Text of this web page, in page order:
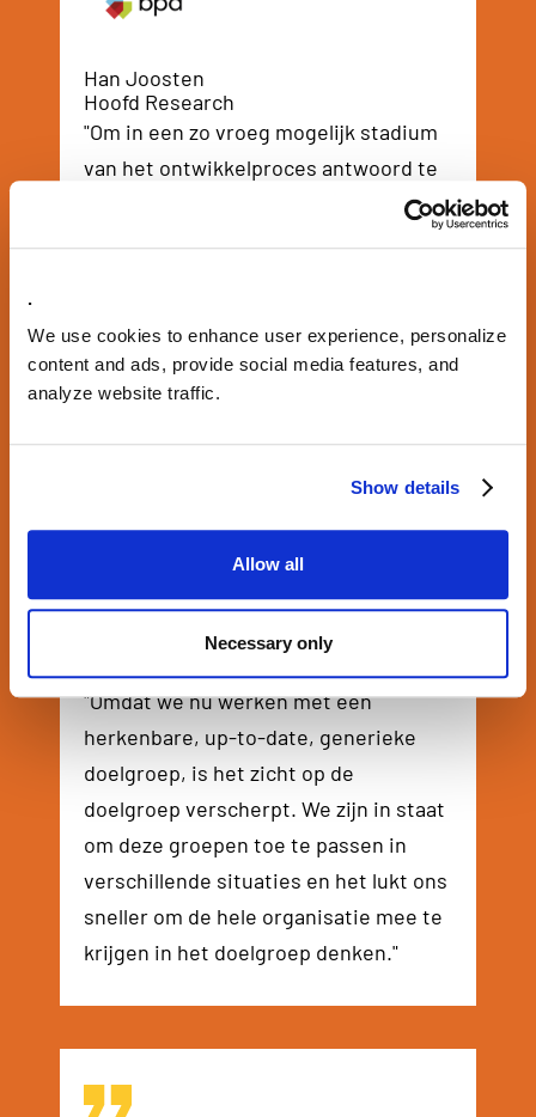
.
We use cookies to enhance user experience, personalize
content and ads, provide social media features, and
analyze website traffic.
Show details
Allow all
Necessary only
Han Joosten
Hoofd Research
"Om in een zo vroeg mogelijk stadium
van het ontwikkelproces antwoord te
desbetreffende doelgroep wil wonen
en welke elementen belangrijk zijn."
Head of digital marketing
"Omdat we nu werken met een
herkenbare, up-to-date, generieke
doelgroep, is het zicht op de
doelgroep verscherpt. We zijn in staat
om deze groepen toe te passen in
verschillende situaties en het lukt ons
sneller om de hele organisatie mee te
krijgen in het doelgroep denken."